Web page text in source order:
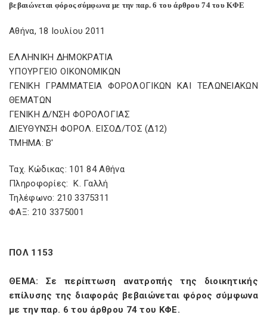
βεβαιώνεται φόρος σύμφωνα με την παρ. 6 του άρθρου 74 του ΚΦΕ
Αθήνα, 18 Ιουλίου 2011
ΕΛΛΗΝΙΚΗ ΔΗΜΟΚΡΑΤΙΑ
ΥΠΟΥΡΓΕΙΟ ΟΙΚΟΝΟΜΙΚΩΝ
ΓΕΝΙΚΗ ΓΡΑΜΜΑΤΕΙΑ ΦΟΡΟΛΟΓΙΚΩΝ ΚΑΙ ΤΕΛΩΝΕΙΑΚΩΝ
ΘΕΜΑΤΩΝ
ΓΕΝΙΚΗ Δ/ΝΣΗ ΦΟΡΟΛΟΓΙΑΣ
ΔΙΕΥΘΥΝΣΗ ΦΟΡΟΛ. ΕΙΣΟΔ/ΤΟΣ (Δ12)
ΤΜΗΜΑ: Β'
Ταχ. Κώδικας: 101 84 Αθήνα
Πληροφορίες: Κ. Γαλλή
Τηλέφωνο: 210 3375311
ΦΑΞ: 210 3375001
ΠΟΛ 1153
ΘΕΜΑ: Σε περίπτωση ανατροπής της διοικητικής
επίλυσης της διαφοράς βεβαιώνεται φόρος σύμφωνα
με την παρ. 6 του άρθρου 74 του ΚΦΕ.